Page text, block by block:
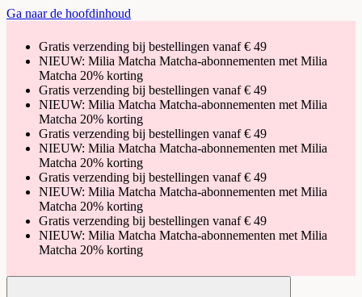
Ga naar de hoofdinhoud
Gratis verzending bij bestellingen vanaf € 49
NIEUW: Milia Matcha Matcha-abonnementen met Milia
Matcha 20% korting
Gratis verzending bij bestellingen vanaf € 49
NIEUW: Milia Matcha Matcha-abonnementen met Milia
Matcha 20% korting
Gratis verzending bij bestellingen vanaf € 49
NIEUW: Milia Matcha Matcha-abonnementen met Milia
Matcha 20% korting
Gratis verzending bij bestellingen vanaf € 49
NIEUW: Milia Matcha Matcha-abonnementen met Milia
Matcha 20% korting
Gratis verzending bij bestellingen vanaf € 49
NIEUW: Milia Matcha Matcha-abonnementen met Milia
Matcha 20% korting